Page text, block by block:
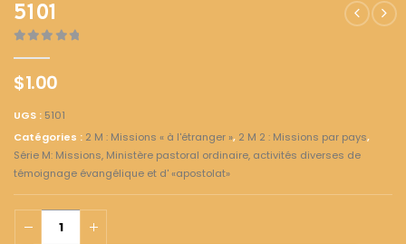
5101
$1.00
UGS : 5101
Catégories : 2 M : Missions « à l'étranger », 2 M 2 : Missions par pays,
Série M: Missions, Ministère pastoral ordinaire, activités diverses de
témoignage évangélique et d' «apostolat»